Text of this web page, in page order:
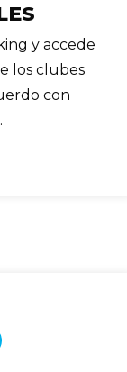
y accede
los clubes
con